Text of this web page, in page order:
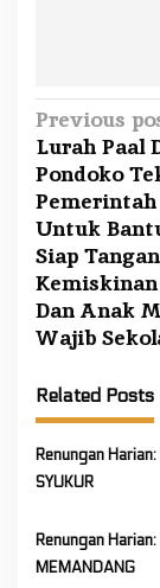
P
o
s
t
n
a
v
i
g
a
t
i
n
Previous
Lurah Paal
Pondoko
Untuk
Siap
Dan Anak
Wajib
Related Posts
Renungan Harian:
SYUKUR
Renungan Harian:
MEMANDANG